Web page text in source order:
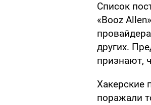
Список
«Booz
других.
признают,
Хакерские
поражали